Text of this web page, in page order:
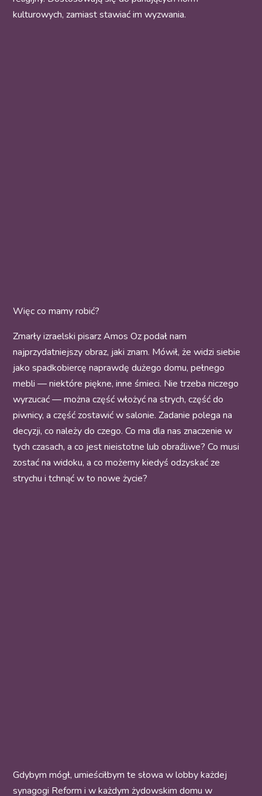
kulturowych, zamiast stawiać im wyzwania.
Więc co mamy robić?
Zmarły izraelski pisarz Amos Oz podał nam
najprzydatniejszy obraz, jaki znam. Mówił, że widzi siebie
jako spadkobiercę naprawdę dużego domu, pełnego
mebli — niektóre piękne, inne śmieci. Nie trzeba niczego
wyrzucać — można część włożyć na strych, część do
piwnicy, a część zostawić w salonie. Zadanie polega na
decyzji, co należy do czego. Co ma dla nas znaczenie w
tych czasach, a co jest nieistotne lub obraźliwe? Co musi
zostać na widoku, a co możemy kiedyś odzyskać ze
strychu i tchnąć w to nowe życie?
Gdybym mógł, umieściłbym te słowa w lobby każdej
synagogi Reform i w każdym żydowskim domu w